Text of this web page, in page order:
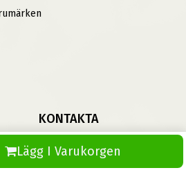
Lägg I Varukorgen
KONTAKTA
Kontakta Oss
Vinterdäck